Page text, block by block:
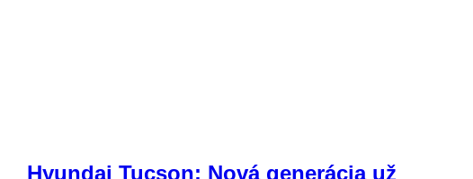
Hyundai Tucson: Nová generácia už